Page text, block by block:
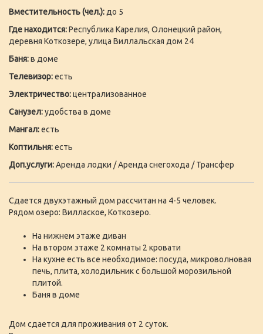
Вместительность (чел.): до 5
Где находится:Республика Карелия, Олонецкий район,
деревня Коткозере, улица Виллальская дом 24
Баня:в доме
Телевизор:есть
Электричество:централизованное
Санузел:удобства в доме
Мангал:есть
Коптильня:есть
Доп.услуги:Аренда лодки / Аренда снегохода / Трансфер
Сдается двухэтажный дом рассчитан на 4-5 человек.
Рядом озеро: Виллаское, Коткозеро.
На нижнем этаже диван
На втором этаже 2 комнаты 2 кровати
На кухне есть все необходимое: посуда, микроволновая
печь, плита, холодильник с большой морозильной
плитой.
Баня в доме
Дом сдается для проживания от 2 суток.